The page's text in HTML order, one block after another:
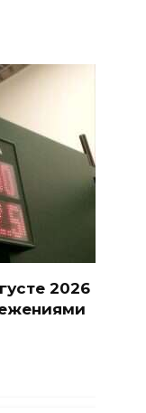
2026